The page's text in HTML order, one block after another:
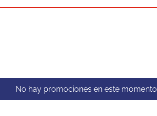
No hay promociones en este momento